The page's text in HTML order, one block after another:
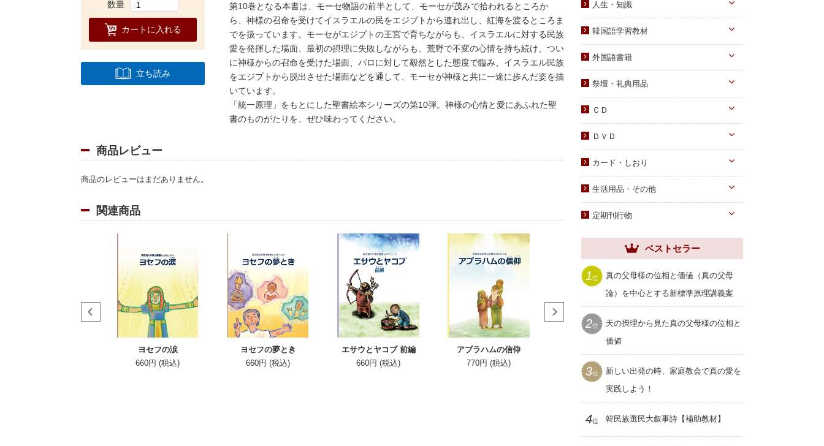
数量
カートに入れる
立ち読み
第10巻となる本書は、モーセ物語の前半として、モーセが茂みで拾われるところか
ら、神様の召命を受けてイスラエルの民をエジプトから連れ出し、紅海を渡るところま
でを扱っています。モーセがエジプトの王宮で育ちながらも、イスラエルに対する民族
愛を発揮した場面、最初の摂理に失敗しながらも、荒野で不変の心情を持ち続け、つい
に神様からの召命を受けた場面、パロに対して毅然とした態度で臨み、イスラエル民族
をエジプトから脱出させた場面などを通して、モーセが神様と共に一途に歩んだ姿を描
いています。
「統一原理」をもとにした聖書絵本シリーズの第10弾。神様の心情と愛にあふれた聖
書のものがたりを、ぜひ味わってください。
商品レビュー
商品のレビューはまだありません。
関連商品
ヨセフの涙
660円 (税込)
ヨセフの夢とき
660円 (税込)
エサウとヤコブ 前編
660円 (税込)
アブラハムの信仰
770円 (税込)
660円 (税込)
信仰の証し・教会史
書写
中高生向け
青年向け
父母向け
DVD
PDF版（子女向け）
霊界メッセージ
人生・知識
家庭
知識
宗教迫害
韓国語学習教材
光の子韓国語教材
外国語書籍
英語・他
祭壇・礼典用品
蝋燭・燭台・火消し
祭壇用ﾃｰﾌﾞﾙｸﾛｽ
献金袋
聖塩入れ
ＣＤ
PDF版 CD-ROM
ＤＶＤ
教育・教養
子女教育
アニメ
カード・しおり
しおり
クリアしおり
生活用品・その他
生活用品・その他
家庭用品
セール
プレゼント用品
定期刊行物
祝福家庭
世界家庭
ムーンワールド
聖和
ベストセラー
1位
真の父母様の位相と価値（真の父母
論）を中心とする新標準原理講義案
2位
天の摂理から見た真の父母様の位相と
価値
3位
新しい出発の時、家庭教会で真の愛を
実践しよう！
4位 韓民族選民大叙事詩【補助教材】